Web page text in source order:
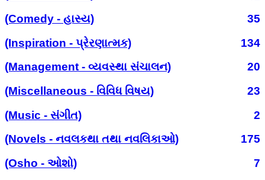
(Comedy - હાસ્ય)
35
(Inspiration - પ્રેરણાત્મક)
134
(Management - વ્યવસ્થા સંચાલન)
20
(Miscellaneous - વિવિધ વિષય)
23
(Music - સંગીત)
2
(Novels - નવલકથા તથા નવલિકાઓ)
175
(Osho - ઓશો)
7